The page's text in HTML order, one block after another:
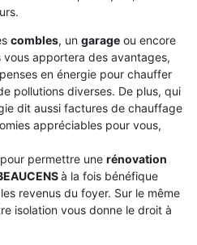
combles, un garage ou encore
vous apportera des avantages,
en énergie pour chauffer
pollutions diverses. De plus, qui
dit aussi factures de chauffage
appréciables pour vous,
permettre une rénovation
à la fois bénéfique
revenus du foyer. Sur le même
isolation vous donne le droit à